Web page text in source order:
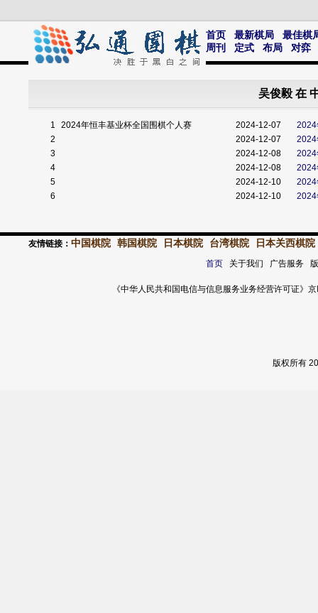
首页 最新棋局
最佳棋
周刊
定式 布局 对弈
吴俊毅 在
1 2024年恒丰基业杯全国围棋个人赛 2024-12-07
2024
2
2024-12-07
2024
3
2024-12-08
2024
4
2024-12-08
2024
5
2024-12-10
2024
6
2024-12-10 2024
友情链接： 中国棋院 韩国棋院 日本棋院 台湾棋院 日本关西棋院
首页关于我们 广告服务
《中华人民共和国电信与信息服务业务经营许可证
版权所有